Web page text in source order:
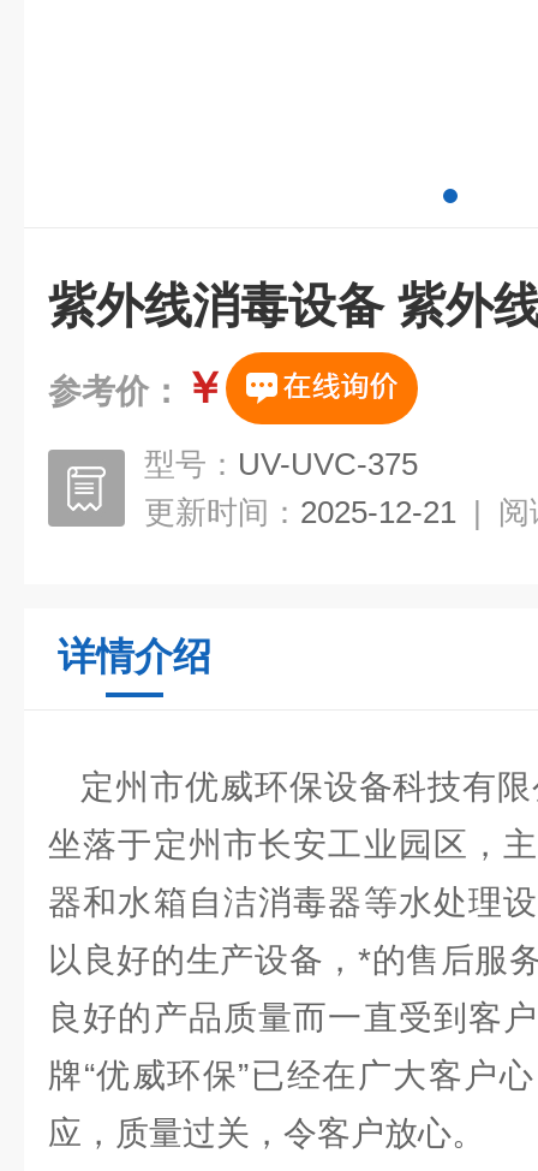
紫外线消毒设备 紫外
参考价： ￥
型号： UV-UVC-375
更新时间： 2025-12-21 | 阅
详情介绍
定州市优威环保设备科技有
坐落于定州市长安工业园区，
器和水箱自洁消毒器等水处理
以良好的生产设备，*的售后服
良好的产品质量而一直受到客
牌“优威环保”已经在广大客户
应，质量过关，令客户放心。